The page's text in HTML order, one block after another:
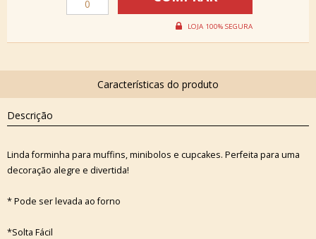
Descrição
Linda forminha para muffins, minibolos e cupcakes. Perfeita para uma
decoração alegre e divertida!
* Pode ser levada ao forno
*Solta Fácil